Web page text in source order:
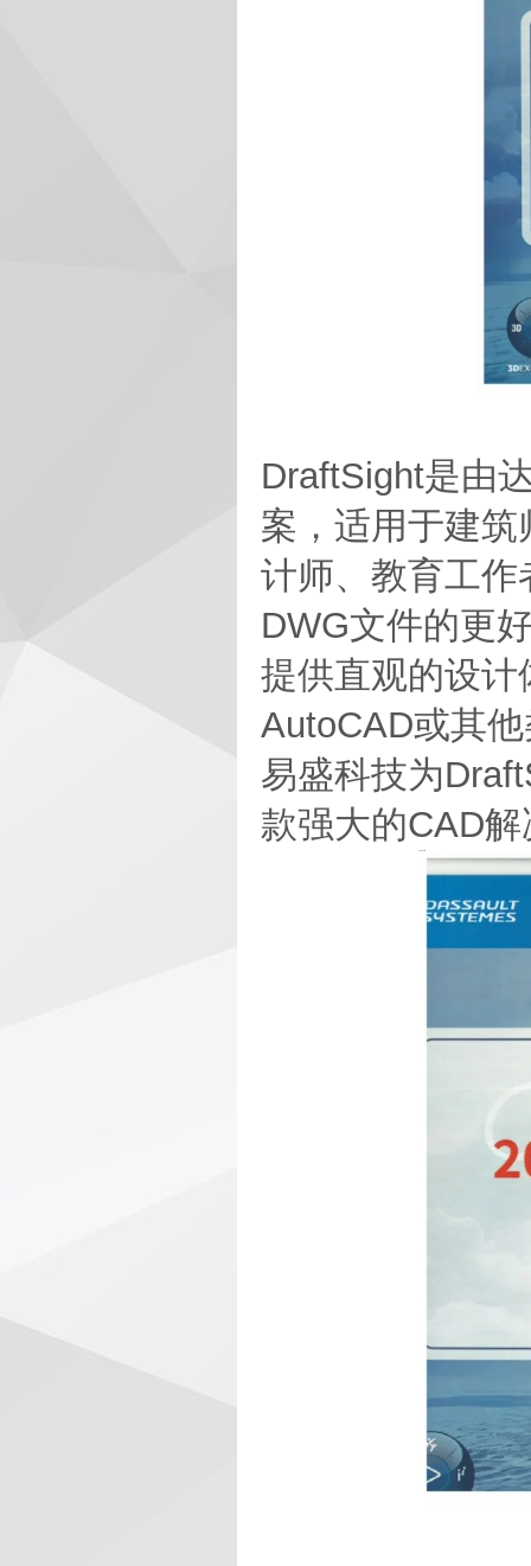
DraftSight是由
案，适用于建
计师、教育工
DWG文件的更
提供直观的设
AutoCAD或其
易盛科技为
款强大的CAD